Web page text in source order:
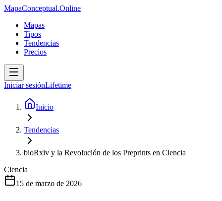
MapaConceptual.Online
Mapas
Tipos
Tendencias
Precios
Iniciar sesiónLifetime
Inicio
Tendencias
bioRxiv y la Revolución de los Preprints en Ciencia
Ciencia
15 de marzo de 2026